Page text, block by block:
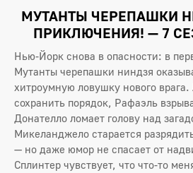
МУТАНТЫ ЧЕРЕПАШКИ
ПРИКЛЮЧЕНИЯ! — 7
Нью‑Йорк снова в опасности: в
Мутанты черепашки ниндзя
хитроумную ловушку нового
сохранить порядок, Рафаэль
Донателло ломает голову над
Микеланджело старается
— но даже юмор не спасает от
Сплинтер чувствует, что что‑то